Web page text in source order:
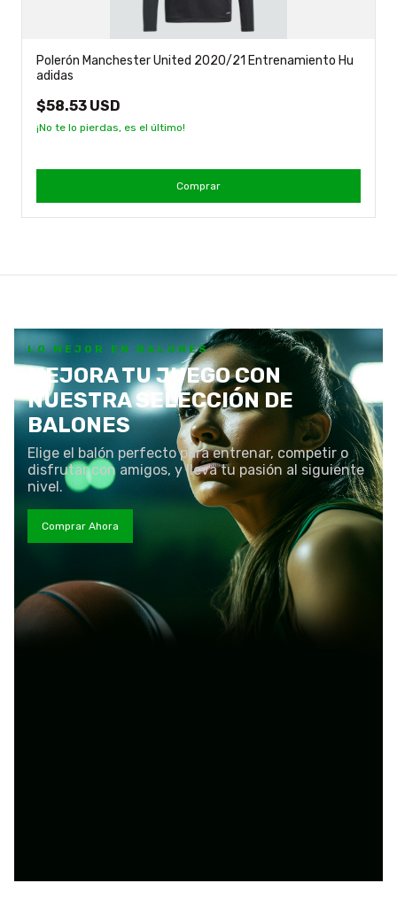
Polerón Manchester United 2020/21 Entrenamiento Hu
adidas
$58.53 USD
¡No te lo pierdas, es el último!
Comprar
LO MEJOR EN BALONES
MEJORA TU JUEGO CON
NUESTRA SELECCIÓN DE
BALONES
Elige el balón perfecto para entrenar, competir o
disfrutar con amigos, y lleva tu pasión al siguiente
nivel.
Comprar Ahora